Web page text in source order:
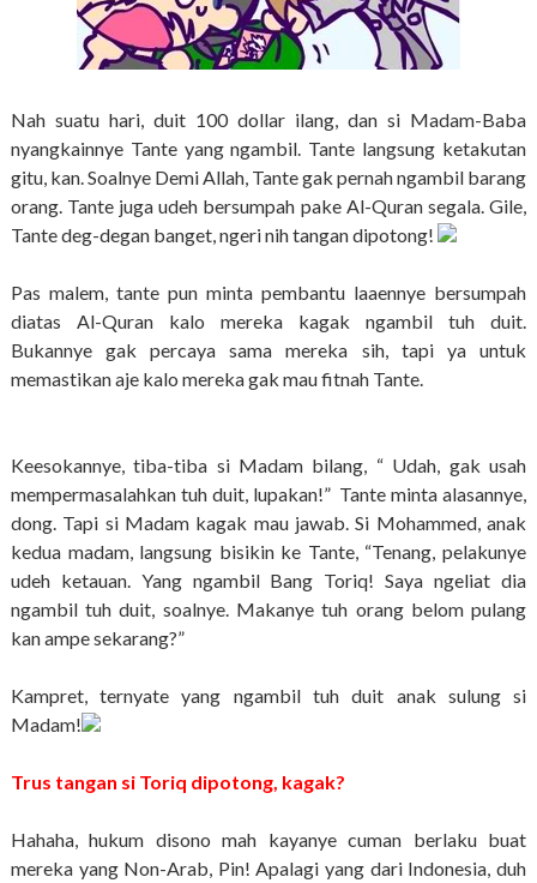
Nah suatu hari, duit 100 dollar ilang, dan si Madam-Baba
nyangkainnye Tante yang ngambil. Tante langsung ketakutan
gitu, kan. Soalnye Demi Allah, Tante gak pernah ngambil barang
orang. Tante juga udeh bersumpah pake Al-Quran segala. Gile,
Tante deg-degan banget, ngeri nih tangan dipotong!
Pas malem, tante pun minta pembantu laaennye bersumpah
diatas Al-Quran kalo mereka kagak ngambil tuh duit.
Bukannye gak percaya sama mereka sih, tapi ya untuk
memastikan aje kalo mereka gak mau fitnah Tante.
Keesokannye, tiba-tiba si Madam bilang, “ Udah, gak usah
mempermasalahkan tuh duit, lupakan!” Tante minta alasannye,
dong. Tapi si Madam kagak mau jawab. Si Mohammed, anak
kedua madam, langsung bisikin ke Tante, “Tenang, pelakunye
udeh ketauan. Yang ngambil Bang Toriq! Saya ngeliat dia
ngambil tuh duit, soalnye. Makanye tuh orang belom pulang
kan ampe sekarang?”
Kampret, ternyate yang ngambil tuh duit anak sulung si
Madam!
Trus tangan si Toriq dipotong, kagak?
Hahaha, hukum disono mah kayanye cuman berlaku buat
mereka yang Non-Arab, Pin! Apalagi yang dari Indonesia, duh